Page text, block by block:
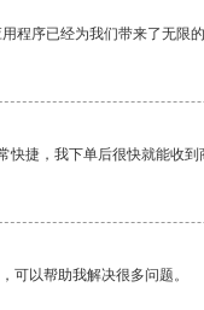
程序已经为我们带来了无限的
快捷，我下单后很快就能收到
可以帮助我解决很多问题。